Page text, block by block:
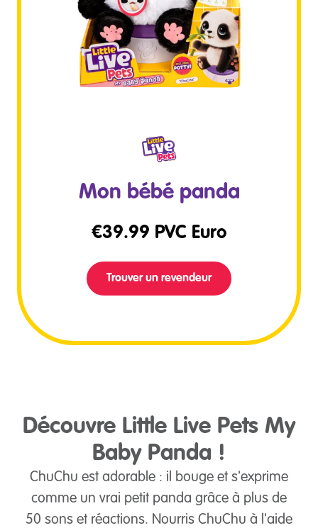
Mon bébé panda
€39.99 PVC Euro
Trouver un revendeur
Découvre Little Live Pets My
Baby Panda !
ChuChu est adorable : il bouge et s'exprime
comme un vrai petit panda grâce à plus de
50 sons et réactions. Nourris ChuChu à l'aide